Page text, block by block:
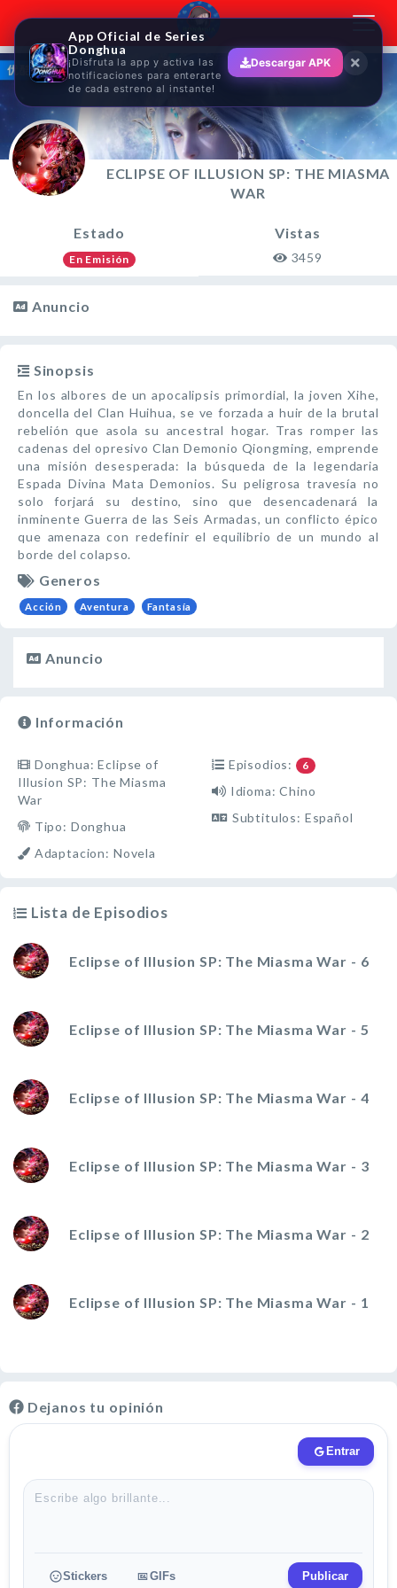
ECLIPSE OF ILLUSION SP: THE MIASMA
WAR
Estado
En Emisión
Vistas
3459
Anuncio
Sinopsis
En los albores de un apocalipsis primordial, la joven Xihe,
doncella del Clan Huihua, se ve forzada a huir de la brutal
rebelión que asola su ancestral hogar. Tras romper las
cadenas del opresivo Clan Demonio Qiongming, emprende
una misión desesperada: la búsqueda de la legendaria
Espada Divina Mata Demonios. Su peligrosa travesía no
solo forjará su destino, sino que desencadenará la
inminente Guerra de las Seis Armadas, un conflicto épico
que amenaza con redefinir el equilibrio de un mundo al
borde del colapso.
Generos
Acción Aventura Fantasía
Anuncio
Información
Donghua: Eclipse of
Illusion SP: The Miasma
War
Tipo: Donghua
Adaptacion: Novela
Episodios: 6
Idioma: Chino
Subtitulos: Español
Lista de Episodios
Eclipse of Illusion SP: The Miasma War - 6
Eclipse of Illusion SP: The Miasma War - 5
Eclipse of Illusion SP: The Miasma War - 4
Eclipse of Illusion SP: The Miasma War - 3
Eclipse of Illusion SP: The Miasma War - 2
Eclipse of Illusion SP: The Miasma War - 1
Dejanos tu opinión
App Oficial de Series
Donghua
¡Disfruta la app y activa las
notificaciones para enterarte
de cada estreno al instante!
Descargar APK